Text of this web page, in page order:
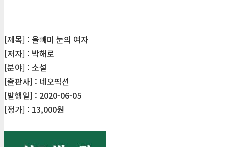
[제목] : 올빼미 눈의 여자
[저자] : 박해로
[분야] : 소설
[출판사] : 네오픽션
[발행일] : 2020-06-05
[정가] : 13,000원